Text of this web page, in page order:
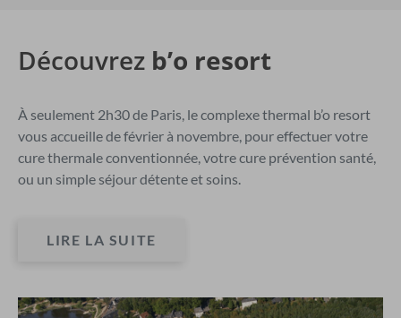
Découvrez b’o resort
À seulement 2h30 de Paris, le complexe thermal b’o resort
vous accueille de février à novembre, pour effectuer votre
cure thermale conventionnée, votre cure prévention santé,
ou un simple séjour détente et soins.
LIRE LA SUITE